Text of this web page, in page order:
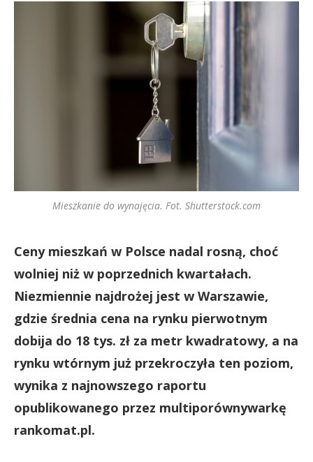
Mieszkanie do wynajęcia. Fot. Shutterstock.com
Ceny mieszkań w Polsce nadal rosną, choć
wolniej niż w poprzednich kwartałach.
Niezmiennie najdrożej jest w Warszawie,
gdzie średnia cena na rynku pierwotnym
dobija do 18 tys. zł za metr kwadratowy, a na
rynku wtórnym już przekroczyła ten poziom,
wynika z najnowszego raportu
opublikowanego przez multiporównywarkę
rankomat.pl.